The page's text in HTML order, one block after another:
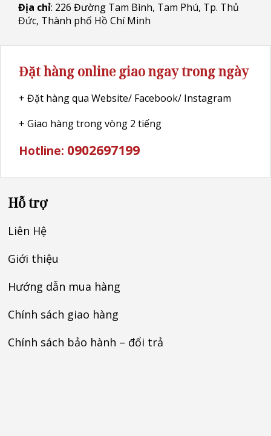
Địa chỉ: 226 Đường Tam Bình, Tam Phú, Tp. Thủ
Đức, Thành phố Hồ Chí Minh
Đặt hàng online giao ngay trong ngày
+ Đặt hàng qua Website/ Facebook/ Instagram
+ Giao hàng trong vòng 2 tiếng
Hotline: 0902697199
Hỗ trợ
Liên Hệ
Giới thiệu
Hướng dẫn mua hàng
Chính sách giao hàng
Chính sách bảo hành – đổi trả